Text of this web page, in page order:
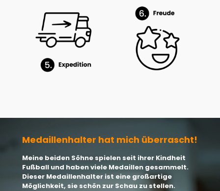
Medaillenhalter hat mich überrascht!
Meine beiden Söhne spielen seit ihrer Kindheit
Fußball und haben viele Medaillen gesammelt.
Dieser Medaillenhalter ist eine großartige
Möglichkeit, sie schön zur Schau zu stellen.